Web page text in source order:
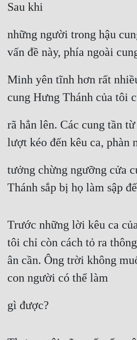
Sau khi
những người trong hậu
vấn đề này, phía ngoài
Minh yên tĩnh hơn rất
cung Hưng Thánh của tôi
rã hẳn lên. Các cung tần
lượt kéo đến kêu ca, phàn
tưởng chừng ngưỡng cửa
Thánh sắp bị họ làm sập
Trước những lời kêu ca
tôi chỉ còn cách tỏ ra
ân cần. Ông trời không
con người có thể làm
gì được?